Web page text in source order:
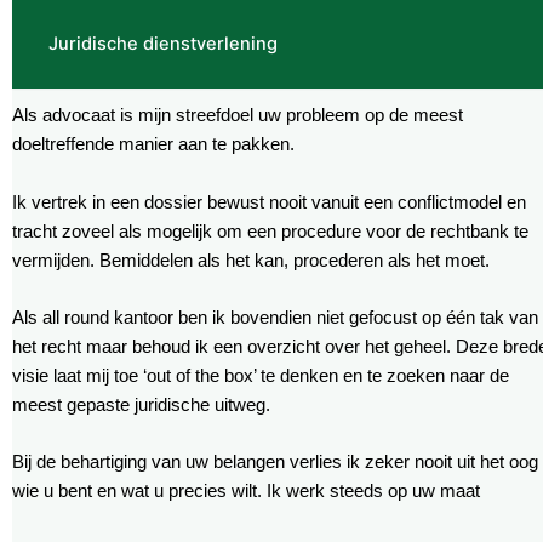
Juridische dienstverlening
Als advocaat is mijn streefdoel uw probleem op de meest
doeltreffende manier aan te pakken.
Ik vertrek in een dossier bewust nooit vanuit een conflictmodel en
tracht zoveel als mogelijk om een procedure voor de rechtbank te
vermijden. Bemiddelen als het kan, procederen als het moet.
Als all round kantoor ben ik bovendien niet gefocust op één tak van
het recht maar behoud ik een overzicht over het geheel. Deze
visie laat mij toe ‘out of the box’ te denken en te zoeken naar de
meest gepaste juridische uitweg.
Bij de behartiging van uw belangen verlies ik zeker nooit uit het oog
wie u bent en wat u precies wilt. Ik werk steeds op uw maat